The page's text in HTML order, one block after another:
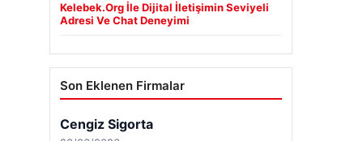
Kelebek.Org İle Dijital İletişimin Seviyeli
Adresi Ve Chat Deneyimi
Son Eklenen Firmalar
Cengiz Sigorta